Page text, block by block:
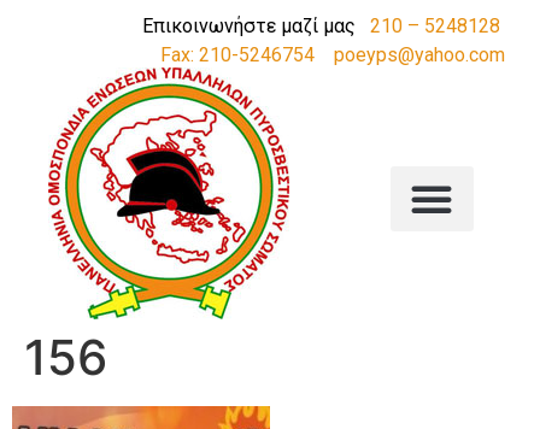
Επικοινωνήστε μαζί μας 210 – 5248128
Fax: 210-5246754
poeyps@yahoo.com
156